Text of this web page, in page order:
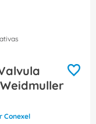
Conexel